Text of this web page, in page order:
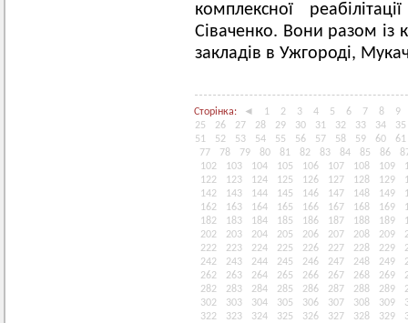
комплексної
Сіваченко. Вони разом із
закладів в Ужгороді,
Сторінка: ◄ 1 2 3 4 5 6 7 8
9
25
26 27 28 29 30 31 32 33 34
35
51
52 53 54 55 56 57 58 59 60
61
77
78 79 80 81 82 83 84 85 86
102
103 104 105 106 107 108 109
122
123 124 125 126 127 128 129
142
143 144 145 146 147 148 149
162
163 164 165 166 167 168 169
182
183 184 185 186 187 188 189
202
203 204 205 206 207 208 209
222
223 224 225 226 227 228 229
242
243 244 245 246 247 248 249
262
263 264 265 266 267 268 269
282
283 284 285 286 287 288 289
302
303 304 305 306 307 308 309
322
323 324 325 326 327 328 329